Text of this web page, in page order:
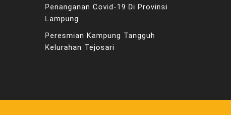
Penanganan Covid-19 Di Provinsi
Lampung
Peresmian Kampung Tangguh
Kelurahan Tejosari